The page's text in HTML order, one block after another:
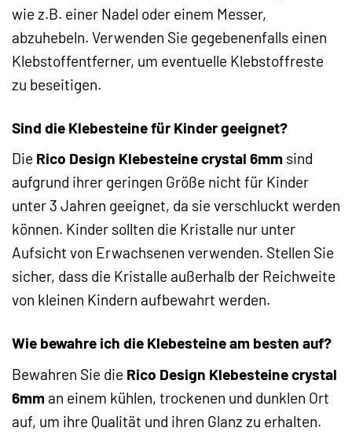
wie z.B. einer Nadel oder einem Messer,
abzuhebeln. Verwenden Sie gegebenenfalls einen
Klebstoffentferner, um eventuelle Klebstoffreste
zu beseitigen.
Sind die Klebesteine für Kinder geeignet?
Die Rico Design Klebesteine crystal 6mm sind
aufgrund ihrer geringen Größe nicht für Kinder
unter 3 Jahren geeignet, da sie verschluckt werden
können. Kinder sollten die Kristalle nur unter
Aufsicht von Erwachsenen verwenden. Stellen Sie
sicher, dass die Kristalle außerhalb der Reichweite
von kleinen Kindern aufbewahrt werden.
Wie bewahre ich die Klebesteine am besten auf?
Bewahren Sie die Rico Design Klebesteine crystal
6mm an einem kühlen, trockenen und dunklen Ort
auf, um ihre Qualität und ihren Glanz zu erhalten.